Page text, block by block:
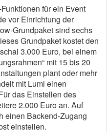
für ein Event
vor Einrichtung der
Grundpaket sind sechs
Grundpaket kostet den
3.000 Euro, bei einem
mit 15 bis 20
plant oder mehr
mit Lumi einen
das Einstellen des
2.000 Euro an. Auf
einen Backend-Zugang
einstellen.